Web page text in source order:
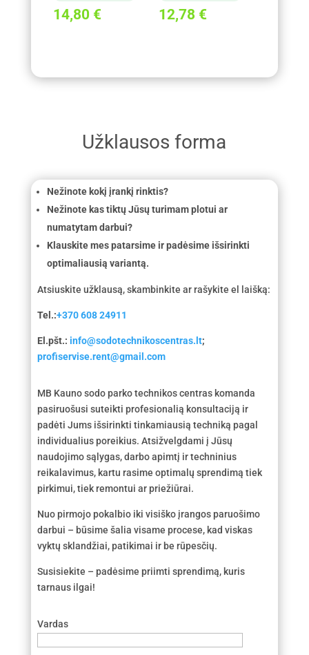
14,80 € 12,78 €
Užklausos forma
Nežinote kokį įrankį rinktis?
Nežinote kas tiktų Jūsų turimam plotui ar
numatytam darbui?
Klauskite mes patarsime ir padėsime išsirinkti
optimaliausią variantą.
Atsiuskite užklausą, skambinkite ar rašykite el laišką:
Tel.:+370 608 24911
El.pšt.: info@sodotechnikoscentras.lt;
profiservise.rent@gmail.com
MB Kauno sodo parko technikos centras komanda
pasiruošusi suteikti profesionalią konsultaciją ir
padėti Jums išsirinkti tinkamiausią techniką pagal
individualius poreikius. Atsižvelgdami į Jūsų
naudojimo sąlygas, darbo apimtį ir techninius
reikalavimus, kartu rasime optimalų sprendimą tiek
pirkimui, tiek remontui ar priežiūrai.
Nuo pirmojo pokalbio iki visiško įrangos paruošimo
darbui – būsime šalia visame procese, kad viskas
vyktų sklandžiai, patikimai ir be rūpesčių.
Susisiekite – padėsime priimti sprendimą, kuris
tarnaus ilgai!
Vardas